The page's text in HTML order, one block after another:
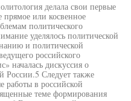
делала свои первые
или косвенное
политического
уделялось политической
и политической
российского
началась дискуссия о
России.5 Следует также
работы в российской
теме формирования